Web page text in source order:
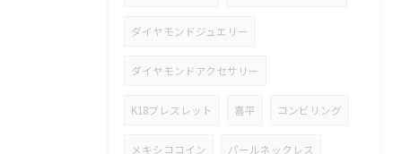
ダイヤモンドジュエリー
ダイヤモンドアクセサリー
K18ブレスレット 喜平 コンビリング
メキシココイン パールネックレス